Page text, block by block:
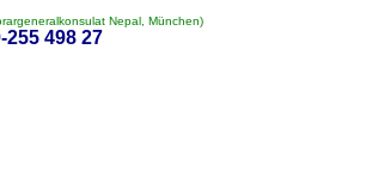
Nepal, München)
255 498 27